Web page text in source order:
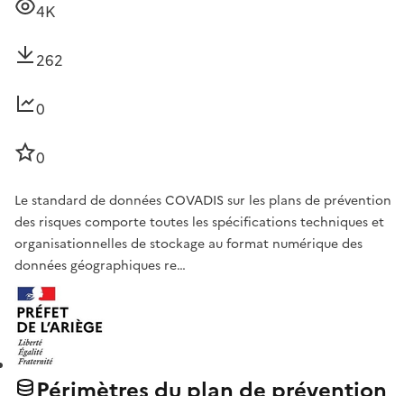
4K
262
0
0
Le standard de données COVADIS sur les plans de prévention
des risques comporte toutes les spécifications techniques et
organisationnelles de stockage au format numérique des
données géographiques re…